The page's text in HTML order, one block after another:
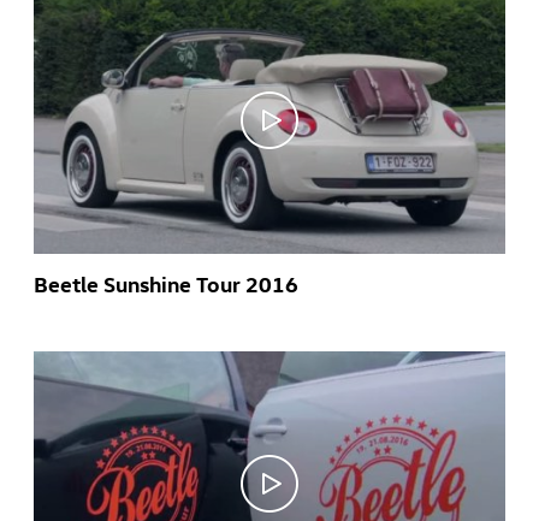
Beetle Sunshine Tour 2016